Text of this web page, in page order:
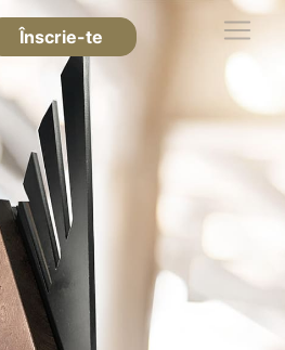
Înscrie-te